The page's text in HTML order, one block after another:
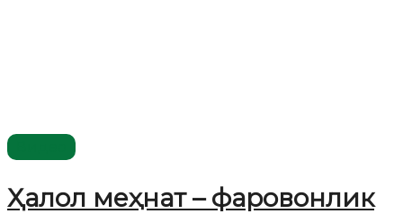
Ҳалол меҳнат – фаровонлик